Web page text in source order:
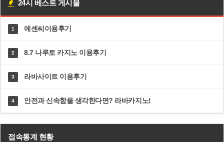
24시 베스트 게시물
1 에센씨이용후기
2 8.7 나루토 카지노 이용후기
3 라바사이트 이용후기
4 안전과 신속함을 생각한다면? 라바카지노!
접속통계 현황